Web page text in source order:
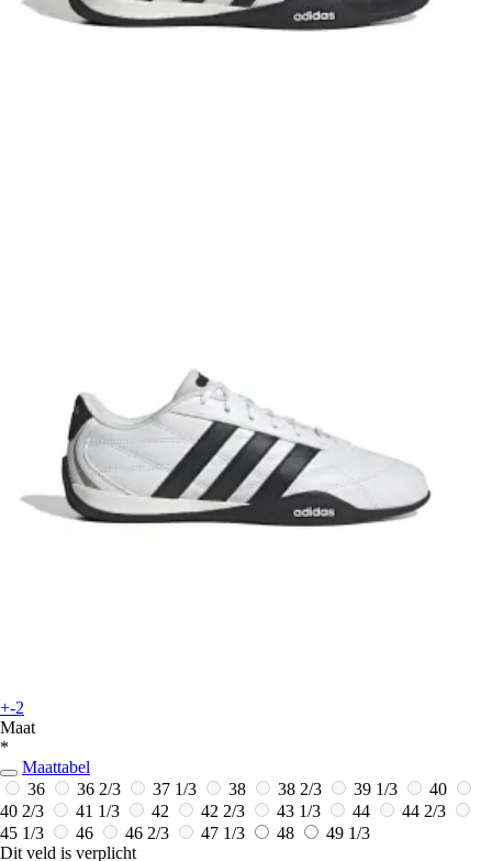
+-2
Maat
*
Maattabel
36
36 2/3 37 1/3 38 38 2/3 39 1/3
40
40 2/3
41 1/3 42 42 2/3 43 1/3 44
44 2/3
45 1/3
46 46 2/3 47 1/3 48
49 1/3
Dit veld is verplicht